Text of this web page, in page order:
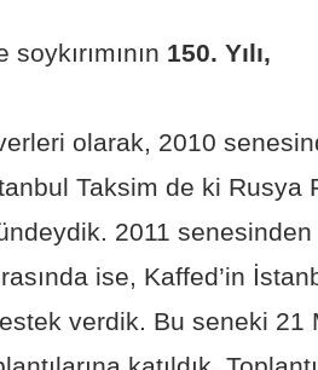
150. Yılı,
olarak, 2010
Taksim de ki Rusya
2011
ise, Kaffed’in
verdik. Bu seneki 21